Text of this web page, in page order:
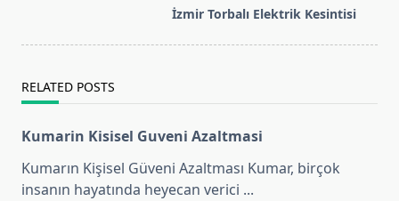
text">Page</span>
İzmir Torbalı Elektrik Kesintisi
RELATED POSTS
Kumarin Kisisel Guveni Azaltmasi
Kumarın Kişisel Güveni Azaltması Kumar, birçok
insanın hayatında heyecan verici ...